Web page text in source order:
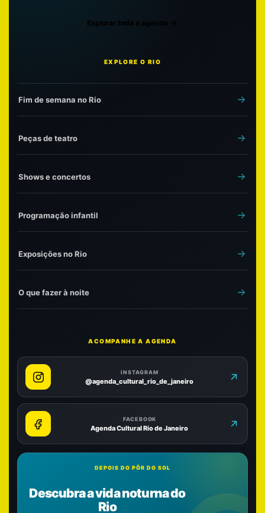
Explorar toda a agenda
EXPLORE O RIO
Fim de semana no Rio
Peças de teatro
Shows e concertos
Programação infantil
Exposições no Rio
O que fazer à noite
ACOMPANHE A AGENDA
INSTAGRAM
@agenda_cultural_rio_de_janeiro
FACEBOOK
Agenda Cultural Rio de Janeiro
DEPOIS DO PÔR DO SOL
Descubra a vida noturna do
Rio